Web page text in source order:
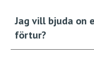
Jag vill bjuda on
förtur?